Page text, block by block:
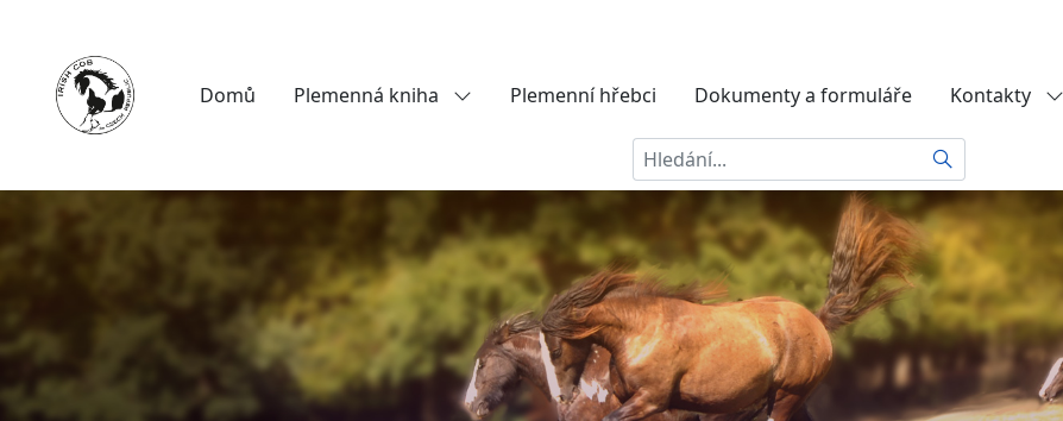
Domů Plemenná kniha Plemenní hřebci Dokumenty a formuláře Kontakty
Hledat